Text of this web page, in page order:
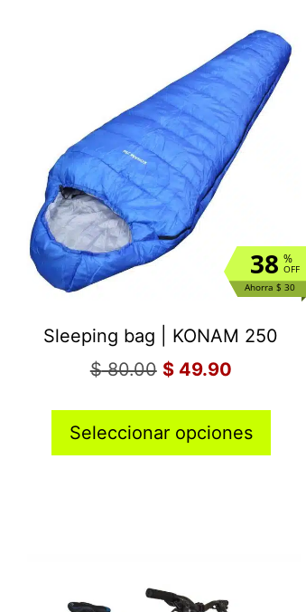
%
OFF
38
Ahorra $ 30
Sleeping bag | KONAM 250
$80.00 $49.90
Seleccionar opciones